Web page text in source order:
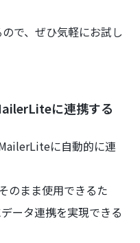
で、ぜひ気軽にお試し
に連携する
に自動的に連
のまま使用できるた
ータ連携を実現できる